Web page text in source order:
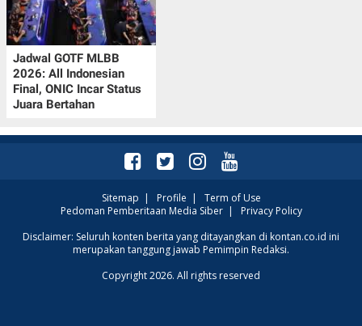
Jadwal GOTF MLBB
2026: All Indonesian
Final, ONIC Incar Status
Juara Bertahan
Sitemap | Profile | Term of Use
Pedoman Pemberitaan Media Siber| Privacy Policy
Disclaimer: Seluruh konten berita yang ditayangkan di kontan.co.id ini
merupakan tanggung jawab Pemimpin Redaksi.
Copyright 2026. All rights reserved